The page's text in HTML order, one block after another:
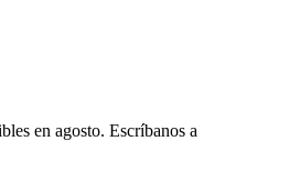
en agosto. Escríbanos a